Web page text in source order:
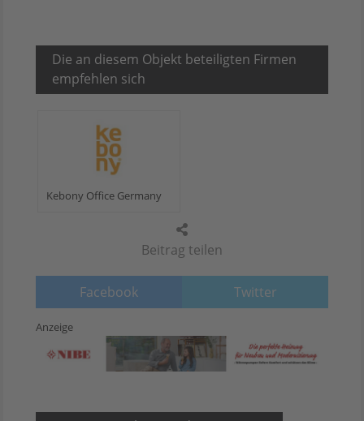
Beitrag teilen
Facebook Twitter
Die an diesem Objekt beteiligten Firmen
empfehlen sich
Kebony Office Germany
Anzeige